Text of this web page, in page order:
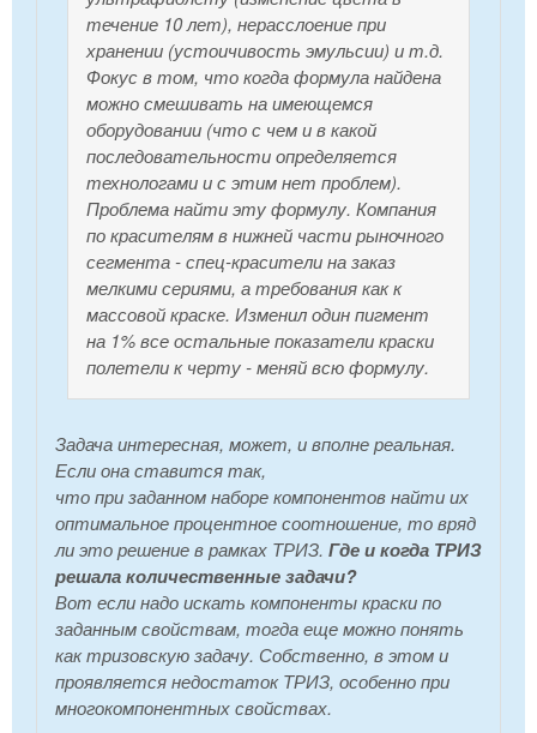
течение 10 лет), нерасслоение при
хранении (устоичивость эмульсии) и т.д.
Фокус в том, что когда формула найдена
можно смешивать на имеющемся
оборудовании (что с чем и в какой
последовательности определяется
технологами и с этим нет проблем).
Проблема найти эту формулу. Компания
по красителям в нижней части рыночного
сегмента - спец-красители на заказ
мелкими сериями, а требования как к
массовой краске. Изменил один пигмент
на 1% все остальные показатели краски
полетели к черту - меняй всю формулу.
Задача интересная, может, и вполне реальная.
Если она ставится так,
что при заданном наборе компонентов найти их
оптимальное процентное соотношение, то вряд
ли это решение в рамках ТРИЗ. Где и когда ТРИЗ
решала количественные задачи?
Вот если надо искать компоненты краски по
заданным свойствам, тогда еще можно понять
как тризовскую задачу. Собственно, в этом и
проявляется недостаток ТРИЗ, особенно при
многокомпонентных свойствах.